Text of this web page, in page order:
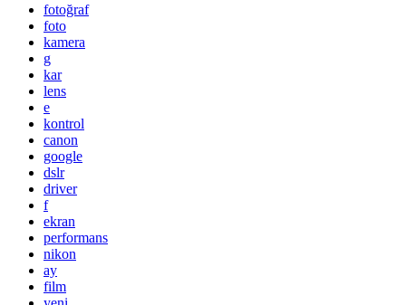
fotoğraf
foto
kamera
g
kar
lens
e
kontrol
canon
google
dslr
driver
f
ekran
performans
nikon
ay
film